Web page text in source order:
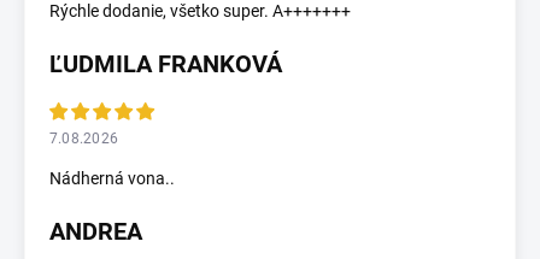
Rýchle dodanie, všetko super. A+++++++
ĽUDMILA FRANKOVÁ
7.08.2026
Nádherná vona..
ANDREA